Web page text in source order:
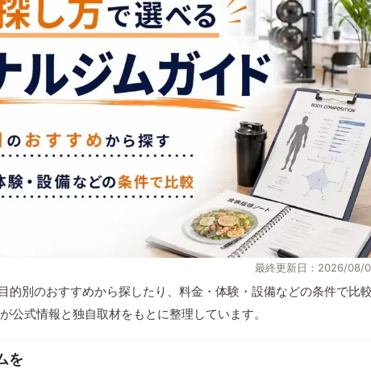
最終更新日：2026/08/
的別のおすすめから探したり、料金・体験・設備などの条件で比
公式情報と独自取材をもとに整理しています。
を